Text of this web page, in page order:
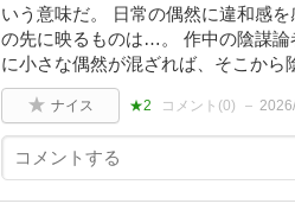
いう意味だ。 日常の偶然に違和感
の先に映るものは…。 作中の陰謀論
に小さな偶然が混ざれば、そこから
ナイス ★2 コメント(0)